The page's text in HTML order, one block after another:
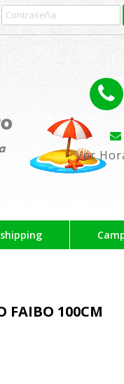
Ver
FAIBO 100CM